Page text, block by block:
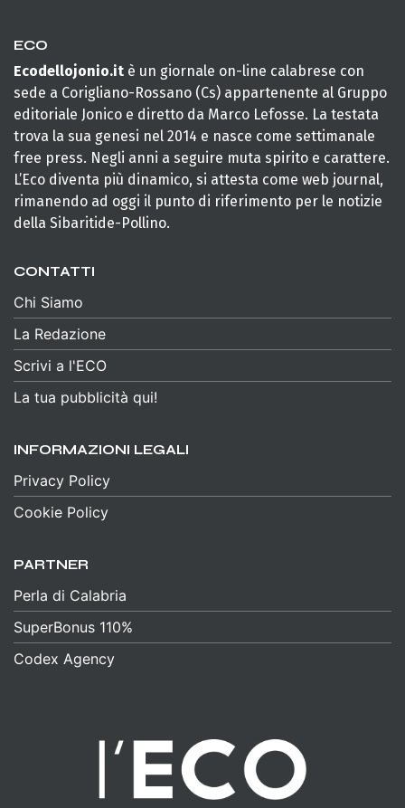
ECO
Ecodellojonio.it è un giornale on-line calabrese con
sede a Corigliano-Rossano (Cs) appartenente al Gruppo
editoriale Jonico e diretto da Marco Lefosse. La testata
trova la sua genesi nel 2014 e nasce come settimanale
free press. Negli anni a seguire muta spirito e carattere.
L’Eco diventa più dinamico, si attesta come web journal,
rimanendo ad oggi il punto di riferimento per le notizie
della Sibaritide-Pollino.
CONTATTI
Chi Siamo
La Redazione
Scrivi a l'ECO
La tua pubblicità qui!
INFORMAZIONI LEGALI
Privacy Policy
Cookie Policy
PARTNER
Perla di Calabria
SuperBonus 110%
Codex Agency